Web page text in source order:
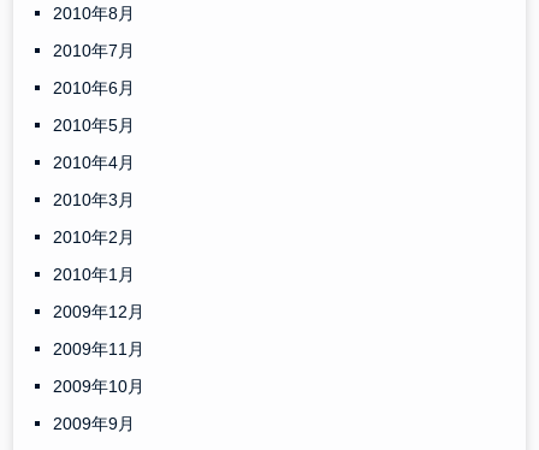
2010年8月
2010年7月
2010年6月
2010年5月
2010年4月
2010年3月
2010年2月
2010年1月
2009年12月
2009年11月
2009年10月
2009年9月